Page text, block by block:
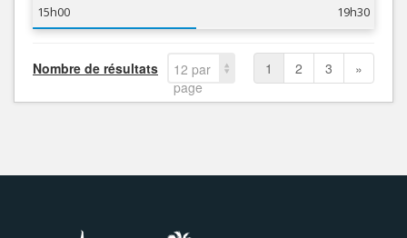
15h00
19h30
Nombre de résultats
12 par
page
1 2 3 »